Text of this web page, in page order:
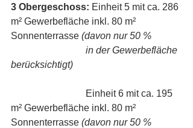
3 Obergeschoss: Einheit 5 mit ca. 286
m² Gewerbefläche inkl. 80 m²
Sonnenterrasse (davon nur 50 %
berücksichtigt)
m² Gewerbefläche inkl. 80 m²
Sonnenterrasse (davon nur 50 %